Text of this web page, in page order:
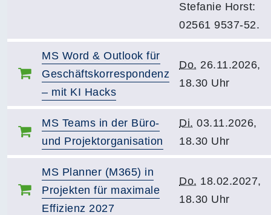
Stefanie Horst:
02561 9537-52.
MS Word & Outlook für
Geschäftskorrespondenz
– mit KI Hacks
Do. 26.11.2026,
18.30 Uhr
MS Teams in der Büro-
und Projektorganisation
Di. 03.11.2026,
18.30 Uhr
MS Planner (M365) in
Projekten für maximale
Effizienz 2027
Do. 18.02.2027,
18.30 Uhr